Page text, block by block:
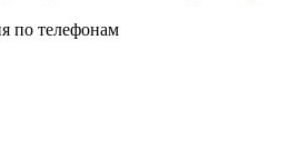
по телефонам